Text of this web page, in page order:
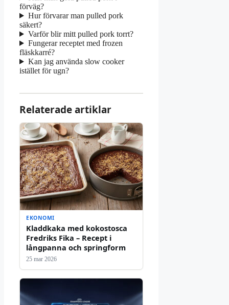
förväg?
Hur förvarar man pulled pork
säkert?
Varför blir mitt pulled pork torrt?
Fungerar receptet med frozen
fläskkarré?
Kan jag använda slow cooker
istället för ugn?
Relaterade artiklar
EKONOMI
Kladdkaka med kokostosca
Fredriks Fika – Recept i
långpanna och springform
25 mar 2026